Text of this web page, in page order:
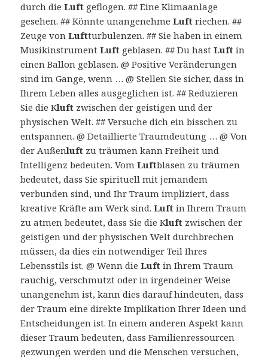
durch dieLuft geflogen. ## Eine Klimaanlage
gesehen. ## Könnte unangenehmeLuft riechen. ##
Zeuge vonLuftturbulenzen. ## Sie haben in einem
MusikinstrumentLuft geblasen. ## Du hastLuft in
einen Ballon geblasen. @ Positive Veränderungen
sind im Gange, wenn … @ Stellen Sie sicher, dass in
Ihrem Leben alles ausgeglichen ist. ## Reduzieren
Sie die Kluft zwischen der geistigen und der
physischen Welt. ## Versuche dich ein bisschen zu
entspannen. @ Detaillierte Traumdeutung … @ Von
der Außenluft zu träumen kann Freiheit und
Intelligenz bedeuten. VomLuftblasen zu träumen
bedeutet, dass Sie spirituell mit jemandem
verbunden sind, und Ihr Traum impliziert, dass
kreative Kräfte am Werk sind.Luft in Ihrem Traum
zu atmen bedeutet, dass Sie die Kluft zwischen der
geistigen und der physischen Welt durchbrechen
müssen, da dies ein notwendiger Teil Ihres
Lebensstils ist. @ Wenn dieLuft in Ihrem Traum
rauchig, verschmutzt oder in irgendeiner Weise
unangenehm ist, kann dies darauf hindeuten, dass
der Traum eine direkte Implikation Ihrer Ideen und
Entscheidungen ist. In einem anderen Aspekt kann
dieser Traum bedeuten, dass Familienressourcen
gezwungen werden und die Menschen versuchen,